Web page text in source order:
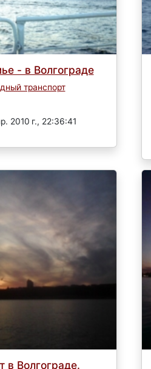
- в Волгограде
транспорт
2010 г., 22:36:41
в Волгограде.